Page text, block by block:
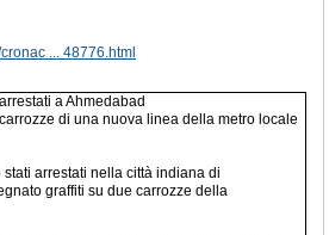
... 48776.html
a Ahmedabad
di una nuova linea della metro locale
arrestati nella città indiana di
graffiti su due carrozze della